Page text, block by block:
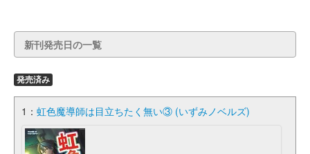
新刊発売日の一覧
発売済み
1： 虹色魔導師は目立ちたく無い③ (いずみノベルズ)